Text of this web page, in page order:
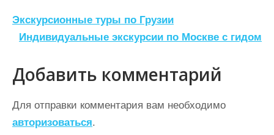
Н
а
в
и
г
а
Экскурсионные туры по Грузии
Индивидуальные экскурсии по Москве с гидом
Добавить комментарий
Для отправки комментария вам необходимо
авторизоваться.